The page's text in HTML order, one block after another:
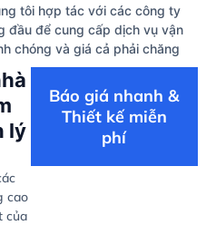
tôi hợp tác với các công ty
đầu để cung cấp dịch vụ vận
chóng và giá cả phải chăng
lý
cao
của
Báo giá nhanh &
Thiết kế miễn
phí